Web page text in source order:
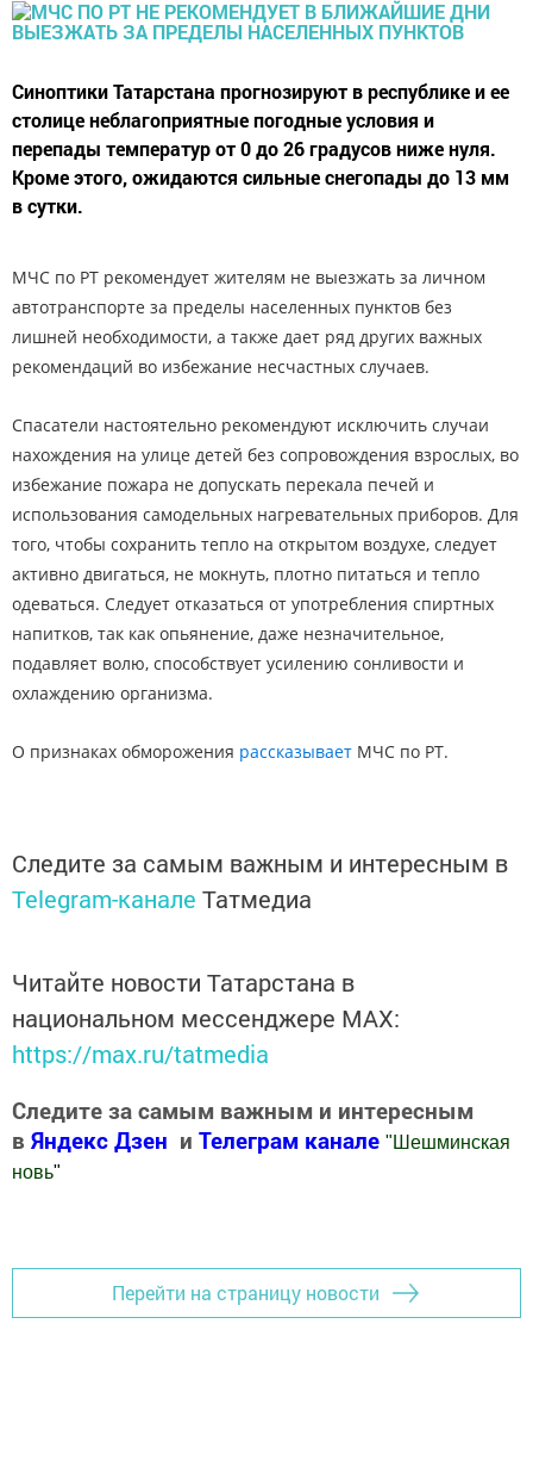
Синоптики Татарстана прогнозируют в республике и ее
столице неблагоприятные погодные условия и
перепады температур от 0 до 26 градусов ниже нуля.
Кроме этого, ожидаются сильные снегопады до 13 мм
в сутки.
МЧС по РТ рекомендует жителям не выезжать за личном
автотранспорте за пределы населенных пунктов без
лишней необходимости, а также дает ряд других важных
рекомендаций во избежание несчастных случаев.
Спасатели настоятельно рекомендуют исключить случаи
нахождения на улице детей без сопровождения взрослых, во
избежание пожара не допускать перекала печей и
использования самодельных нагревательных приборов. Для
того, чтобы сохранить тепло на открытом воздухе, следует
активно двигаться, не мокнуть, плотно питаться и тепло
одеваться. Следует отказаться от употребления спиртных
напитков, так как опьянение, даже незначительное,
подавляет волю, способствует усилению сонливости и
охлаждению организма.
О признаках обморожения рассказывает МЧС по РТ.
Следите за самым важным и интересным в
Telegram-канале Татмедиа
Читайте новости Татарстана в
национальном мессенджере MАХ:
https://max.ru/tatmedia
Следите за самым важным и интересным
в Яндекс Дзен и Телеграм канале " Шешминская
новь"
Перейти на страницу новости